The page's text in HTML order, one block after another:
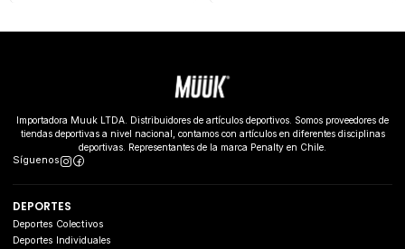
Importadora Muuk LTDA. Distribuidores de artículos deportivos. Somos proveedores de
tiendas deportivas a nivel nacional, contamos con artículos en diferentes disciplinas
deportivas. Representantes de la marca Penalty en Chile.
Síguenos
DEPORTES
Deportes Colectivos
Deportes Individuales